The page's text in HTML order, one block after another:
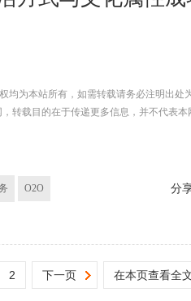
均为本站所有，如需转载请务必注明出处
转载目的在于传递更多信息，并不代表
O2O 分
2 下一页 在本页查看全